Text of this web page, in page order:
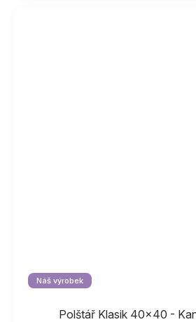
Náš výrobek
Polštář Klasik 40x40 -